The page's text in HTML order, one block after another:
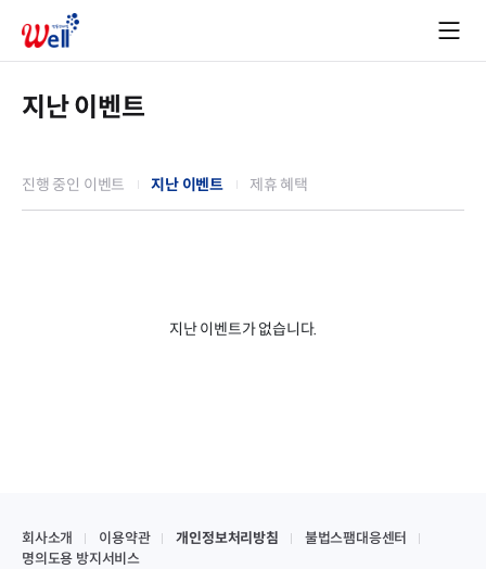
지난 이벤트
진행 중인 이벤트 지난 이벤트 제휴 혜택
지난 이벤트가 없습니다.
회사소개 이용약관 개인정보처리방침
불법스팸대응센터
명의도용 방지서비스